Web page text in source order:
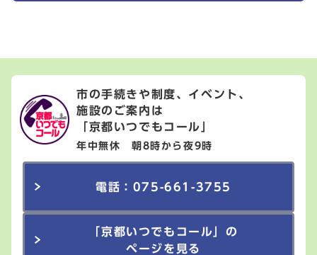
市の手続きや制度、イベント、
施設のご案内は
「京都いつでもコール」
年中無休 朝8時から夜9時
電話：075-661-3755
「京都いつでもコール」の
ページを見る